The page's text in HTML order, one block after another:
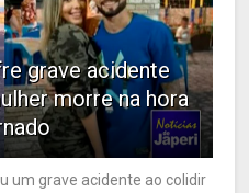
grave acidente
morre na hora
um grave acidente ao colidir